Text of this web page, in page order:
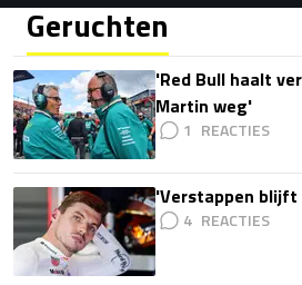
Geruchten
'Red Bull haalt
Martin weg'
1
'Verstappen blijft
4